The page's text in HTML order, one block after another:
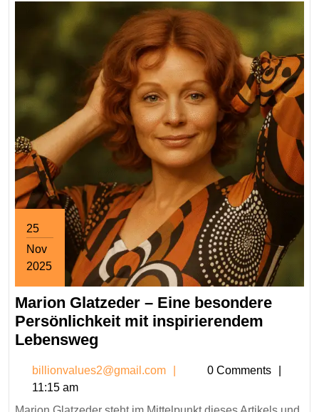
25
Nov
2025
November
25,
2025
Marion Glatzeder – Eine besondere
Persönlichkeit mit inspirierendem
Lebensweg
–
billionvalues2@gmail.com
0 Comments
11:15 am